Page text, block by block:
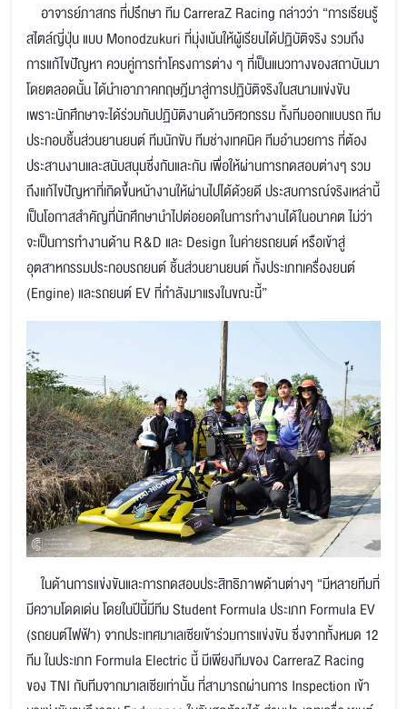
อาจารย์ภาสกร ที่ปรึกษา ทีม CarreraZ Racing กล่าวว่า “การเรียนรู้
สไตล์ญี่ปุ่น แบบ Monodzukuri ที่มุ่งเน้นให้ผู้เรียนได้ปฏิบัติจริง รวมถึง
การแก้ไขปัญหา ควบคู่การทำโครงการต่าง ๆ ที่เป็นแนวทางของสถาบันมา
โดยตลอดนั้น ได้นำเอาภาคทฤษฎีมาสู่การปฏิบัติจริงในสนามแข่งขัน
เพราะนักศึกษาจะได้ร่วมกันปฏิบัติงานด้านวิศวกรรม ทั้งทีมออกแบบรถ ทีม
ประกอบชิ้นส่วนยานยนต์ ทีมนักขับ ทีมช่างเทคนิค ทีมอำนวยการ ที่ต้อง
ประสานงานและสนับสนุนซึ่งกันและกัน เพื่อให้ผ่านการทดสอบต่างๆ รวม
ถึงแก้ไขปัญหาที่เกิดขึ้นหน้างานให้ผ่านไปได้ด้วยดี ประสบการณ์จริงเหล่านี้
เป็นโอกาสสำคัญที่นักศึกษานำไปต่อยอดในการทำงานได้ในอนาคต ไม่ว่า
จะเป็นการทำงานด้าน R&D และ Design ในค่ายรถยนต์ หรือเข้าสู่
อุตสาหกรรมประกอบรถยนต์ ชิ้นส่วนยานยนต์ ทั้งประเภทเครื่องยนต์
(Engine) และรถยนต์ EV ที่กำลังมาแรงในขณะนี้”
ในด้านการแข่งขันและการทดสอบประสิทธิภาพด้านต่างๆ “มีหลายทีมที่
มีความโดดเด่น โดยในปีนี้มีทีม Student Formula ประเภท Formula EV
(รถยนต์ไฟฟ้า) จากประเทศมาเลเซียเข้าร่วมการแข่งขัน ซึ่งจากทั้งหมด 12
ทีม ในประเภท Formula Electric นี้ มีเพียงทีมของ CarreraZ Racing
ของ TNI กับทีมจากมาเลเซียเท่านั้น ที่สามารถผ่านการ Inspection เข้า